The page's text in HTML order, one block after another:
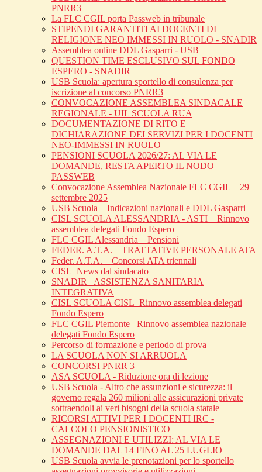
PNRR3
La FLC CGIL porta Passweb in tribunale
STIPENDI GARANTITI AI DOCENTI DI
RELIGIONE NEO IMMESSI IN RUOLO - SNADIR
Assemblea online DDL Gasparri - USB
QUESTION TIME ESCLUSIVO SUL FONDO
ESPERO - SNADIR
USB Scuola: apertura sportello di consulenza per
iscrizione al concorso PNRR3
CONVOCAZIONE ASSEMBLEA SINDACALE
REGIONALE - UIL SCUOLA RUA
DOCUMENTAZIONE DI RITO E
DICHIARAZIONE DEI SERVIZI PER I DOCENTI
NEO-IMMESSI IN RUOLO
PENSIONI SCUOLA 2026/27: AL VIA LE
DOMANDE, RESTA APERTO IL NODO
PASSWEB
Convocazione Assemblea Nazionale FLC CGIL – 29
settembre 2025
USB Scuola _ Indicazioni nazionali e DDL Gasparri
CISL SCUOLA ALESSANDRIA - ASTI _ Rinnovo
assemblea delegati Fondo Espero
FLC CGIL Alessandria _ Pensioni
FEDER. A.T.A. _ TRATTATIVE PERSONALE ATA
Feder. A.T.A. _ Concorsi ATA triennali
CISL_News dal sindacato
SNADIR_ ASSISTENZA SANITARIA
INTEGRATIVA
CISL SCUOLA CISL_Rinnovo assemblea delegati
Fondo Espero
FLC CGIL Piemonte _Rinnovo assemblea nazionale
delegati Fondo Espero
Percorso di formazione e periodo di prova
LA SCUOLA NON SI ARRUOLA
CONCORSI PNRR 3
ASA SCUOLA - Riduzione ora di lezione
USB Scuola - Altro che assunzioni e sicurezza: il
governo regala 260 milioni alle assicurazioni private
sottraendoli ai veri bisogni della scuola statale
RICORSI ATTIVI PER I DOCENTI IRC -
CALCOLO PENSIONISTICO
ASSEGNAZIONI E UTILIZZI: AL VIA LE
DOMANDE DAL 14 FINO AL 25 LUGLIO
USB Scuola avvia le prenotazioni per lo sportello